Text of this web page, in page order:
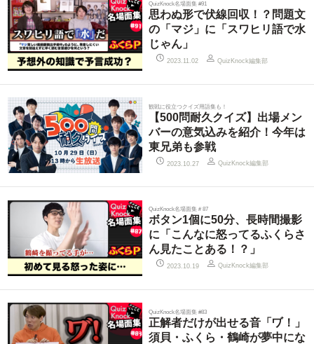
QuizKnock名場面集 #91
思わぬ形で伏線回収！？問題文
の「マジ」に「スワヒリ語で水
じゃん」
2023.11.02 QuizKnock編集部
観戦に役立つクイズ用語集も！
【500問耐久クイズ】出場メン
バーの意気込みを紹介！今年は
東兄弟も参戦
2023.10.27 QuizKnock編集部
QuizKnock名場面集＃87
ボタン1個に50分、長時間撮影
に「こんなに怒ってるふくらさ
ん見たことある！？」
2023.10.19 QuizKnock編集部
QuizKnock名場面集 #83
正解者だけが出せる音「ヷ！」
須貝・ふくら・鶴崎が夢中にな